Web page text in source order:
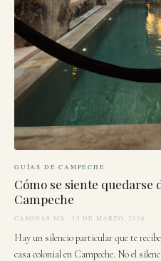
GUÍAS DE CAMPECHE
Cómo se siente quedarse
Campeche
CASONAS MX · 13 DE MARZO, 2026
Hay un silencio particular que te
casa colonial en Campeche. No el